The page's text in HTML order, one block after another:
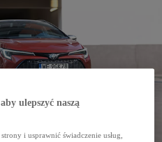
ulepszyć naszą
i usprawnić świadczenie usług,